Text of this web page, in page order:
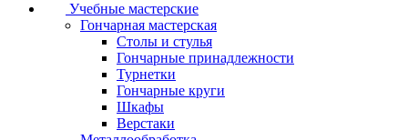
Учебные мастерские
Гончарная мастерская
Столы и стулья
Гончарные принадлежности
Турнетки
Гончарные круги
Шкафы
Верстаки